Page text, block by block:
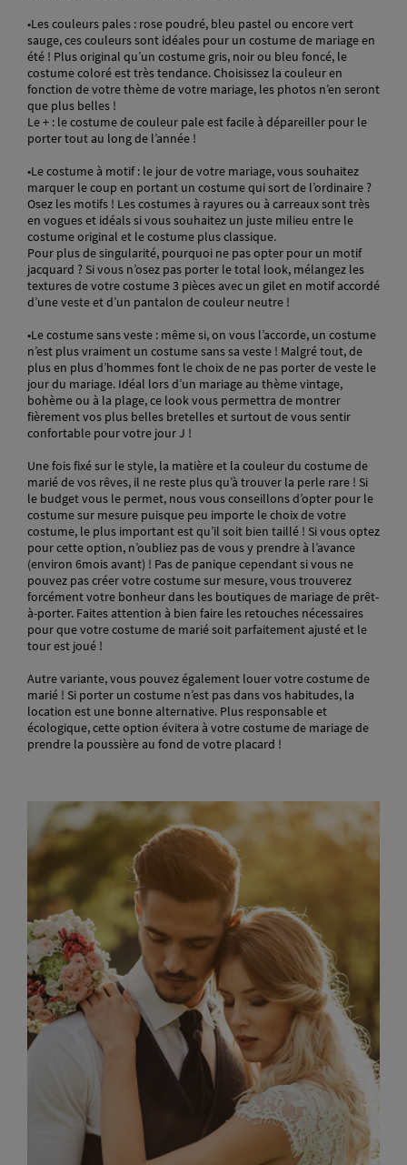
•Les couleurs pales : rose poudré, bleu pastel ou encore vert
sauge, ces couleurs sont idéales pour un costume de mariage en
été ! Plus original qu’un costume gris, noir ou bleu foncé, le
costume coloré est très tendance. Choisissez la couleur en
fonction de votre thème de votre mariage, les photos n’en seront
que plus belles !
Le + : le costume de couleur pale est facile à dépareiller pour le
porter tout au long de l’année !
•Le costume à motif : le jour de votre mariage, vous souhaitez
marquer le coup en portant un costume qui sort de l’ordinaire ?
Osez les motifs ! Les costumes à rayures ou à carreaux sont très
en vogues et idéals si vous souhaitez un juste milieu entre le
costume original et le costume plus classique.
Pour plus de singularité, pourquoi ne pas opter pour un motif
jacquard ? Si vous n’osez pas porter le total look, mélangez les
textures de votre costume 3 pièces avec un gilet en motif accordé
d’une veste et d’un pantalon de couleur neutre !
•Le costume sans veste : même si, on vous l’accorde, un costume
n’est plus vraiment un costume sans sa veste ! Malgré tout, de
plus en plus d’hommes font le choix de ne pas porter de veste le
jour du mariage. Idéal lors d’un mariage au thème vintage,
bohème ou à la plage, ce look vous permettra de montrer
fièrement vos plus belles bretelles et surtout de vous sentir
confortable pour votre jour J !
Une fois fixé sur le style, la matière et la couleur du costume de
marié de vos rêves, il ne reste plus qu’à trouver la perle rare ! Si
le budget vous le permet, nous vous conseillons d’opter pour le
costume sur mesure puisque peu importe le choix de votre
costume, le plus important est qu’il soit bien taillé ! Si vous optez
pour cette option, n’oubliez pas de vous y prendre à l’avance
(environ 6mois avant) ! Pas de panique cependant si vous ne
pouvez pas créer votre costume sur mesure, vous trouverez
forcément votre bonheur dans les boutiques de mariage de prêt-
à-porter. Faites attention à bien faire les retouches nécessaires
pour que votre costume de marié soit parfaitement ajusté et le
tour est joué !
Autre variante, vous pouvez également louer votre costume de
marié ! Si porter un costume n’est pas dans vos habitudes, la
location est une bonne alternative. Plus responsable et
écologique, cette option évitera à votre costume de mariage de
prendre la poussière au fond de votre placard !